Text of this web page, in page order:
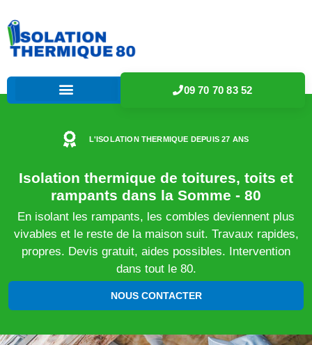
09 70 70 83 52
L'ISOLATION THERMIQUE DEPUIS 27 ANS
Isolation thermique de toitures, toits et
rampants dans la Somme - 80
En isolant les rampants, les combles deviennent plus
vivables et le reste de la maison suit. Travaux rapides,
propres. Devis gratuit, aides possibles. Intervention
dans tout le 80.
NOUS CONTACTER